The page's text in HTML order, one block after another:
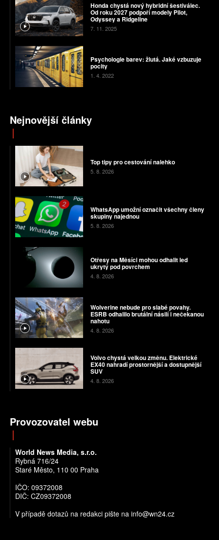
Honda chystá nový hybridní šestiválec.
Od roku 2027 podpoří modely Pilot,
Odyssey a Ridgeline
7. 11. 2025
Psychologie barev: žlutá. Jaké vzbuzuje
pocity
1. 4. 2022
Nejnovější články
Top tipy pro cestování nalehko
5. 8. 2026
WhatsApp umožní označit všechny členy
skupiny najednou
5. 8. 2026
Otřesy na Měsíci mohou odhalit led
ukrytý pod povrchem
4. 8. 2026
Wolverine nebude pro slabé povahy.
ESRB odhalilo brutální násilí i nečekanou
nahotu
4. 8. 2026
Volvo chystá velkou změnu. Elektrické
EX40 nahradí prostornější a dostupnější
SUV
4. 8. 2026
Provozovatel webu
World News Media, s.r.o.
Rybná 716/24
Staré Město, 110 00 Praha
IČO: 09372008
DIČ: CZ09372008
V případě dotazů na redakci pište na info@wn24.cz